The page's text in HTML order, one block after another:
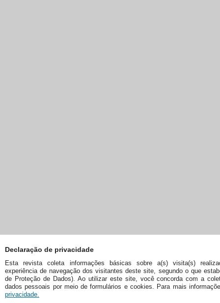
Declaração de privacidade
Esta revista coleta informações básicas sobre a(s) visita(s)
experiência de navegação dos visitantes deste site, segundo o que
de Proteção de Dados). Ao utilizar este site, você concorda com a
dados pessoais por meio de formulários e cookies. Para mais
privacidade.